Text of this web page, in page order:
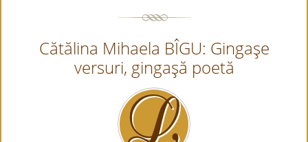
Cătălina Mihaela BÎGU: Gingaşe
versuri, gingaşă poetă